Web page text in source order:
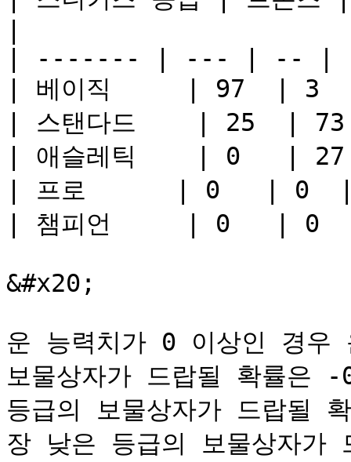
| ------- | --- | --
| 베이직     | 97  |
| 스탠다드    | 25  |
| 애슬레틱    | 0   |
| 프로      | 0   | 0
| 챔피언     | 0   |
&#x20;
운 능력치가 0 이상인 경우
보물상자가 드랍될 확률은
등급의 보물상자가 드랍될
장 낮은 등급의 보물상자